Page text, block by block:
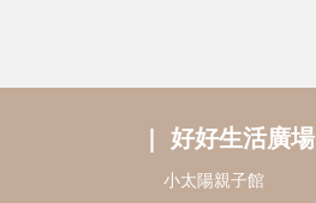
好好生活廣場
小太陽親子館